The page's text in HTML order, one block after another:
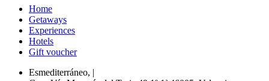
Home
Getaways
Experiences
Hotels
Gift voucher
Esmediterráneo, |